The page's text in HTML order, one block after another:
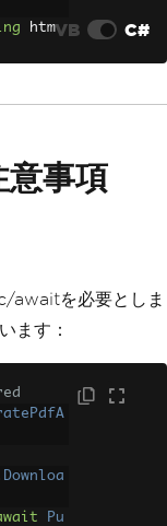
htmVB C#
意事項
awaitを必要としま
ます：
Downloa
Pu